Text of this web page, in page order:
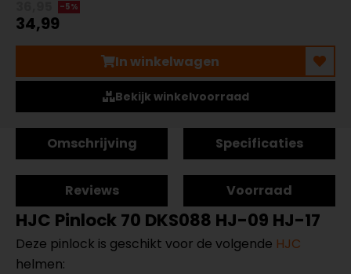
-5%
34,99
In winkelwagen
Bekijk winkelvoorraad
Omschrijving Specificaties
Reviews Voorraad
HJC Pinlock 70 DKS088 HJ-09 HJ-17
Deze pinlock is geschikt voor de volgende HJC
helmen: